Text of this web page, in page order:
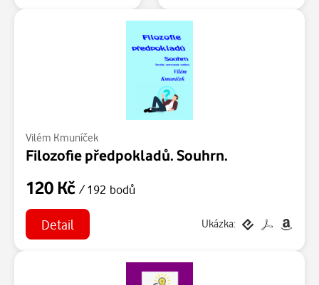
Vilém Kmuníček
Filozofie předpokladů. Souhrn.
120 Kč / 192 bodů
Detail Ukázka: